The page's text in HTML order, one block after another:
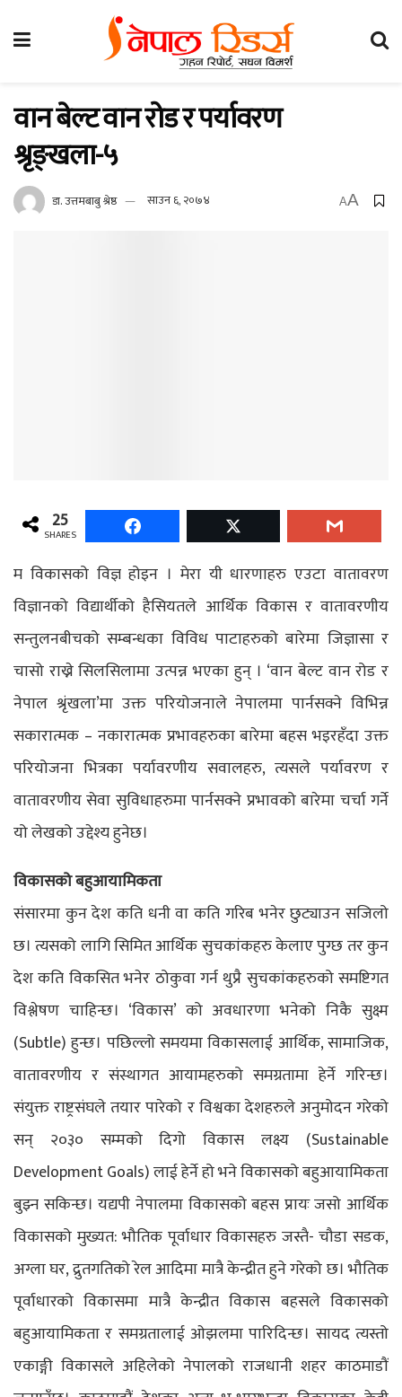
वान बेल्ट वान रोड र पर्यावरण
श्रृङ्खला-५
डा. उत्तमबाबु श्रेष्ठ साउन ६, २०७४ AA
25
SHARES
म विकासको विज्ञ होइन । मेरा यी धारणाहरु एउटा वातावरण
विज्ञानको विद्यार्थीको हैसियतले आर्थिक विकास र वातावरणीय
सन्तुलनबीचको सम्बन्धका विविध पाटाहरुको बारेमा जिज्ञासा र
चासो राख्ने सिलसिलामा उत्पन्न भएका हुन् । ‘वान बेल्ट वान रोड र
नेपाल श्रृंखला’मा उक्त परियोजनाले नेपालमा पार्नसक्ने विभिन्न
सकारात्मक – नकारात्मक प्रभावहरुका बारेमा बहस भइरहँदा उक्त
परियोजना भित्रका पर्यावरणीय सवालहरु, त्यसले पर्यावरण र
वातावरणीय सेवा सुविधाहरुमा पार्नसक्ने प्रभावको बारेमा चर्चा गर्ने
यो लेखको उद्देश्य हुनेछ।
विकासको बहुआयामिकता
संसारमा कुन देश कति धनी वा कति गरिब भनेर छुट्याउन सजिलो
छ। त्यसको लागि सिमित आर्थिक सुचकांकहरु केलाए पुग्छ तर कुन
देश कति विकसित भनेर ठोकुवा गर्न थुप्रै सुचकांकहरुको समष्टिगत
विश्लेषण चाहिन्छ। ‘विकास’ को अवधारणा भनेको निकै सुक्ष्म
(Subtle) हुन्छ। पछिल्लो समयमा विकासलाई आर्थिक, सामाजिक,
वातावरणीय र संस्थागत आयामहरुको समग्रतामा हेर्ने गरिन्छ।
संयुक्त राष्ट्रसंघले तयार पारेको र विश्वका देशहरुले अनुमोदन गरेको
सन् २०३० सम्मको दिगो विकास लक्ष्य (Sustainable
Development Goals) लाई हेर्ने हो भने विकासको बहुआयामिकता
बुझ्न सकिन्छ। यद्यपी नेपालमा विकासको बहस प्रायः जसो आर्थिक
विकासको मुख्यत: भौतिक पूर्वाधार विकासहरु जस्तै- चौडा सडक,
अग्ला घर, द्रुतगतिको रेल आदिमा मात्रै केन्द्रीत हुने गरेको छ। भौतिक
पूर्वाधारको विकासमा मात्रै केन्द्रीत विकास बहसले विकासको
बहुआयामिकता र समग्रतालाई ओझलमा पारिदिन्छ। सायद त्यस्तो
एकाङ्गी विकासले अहिलेको नेपालको राजधानी शहर काठमाडौं